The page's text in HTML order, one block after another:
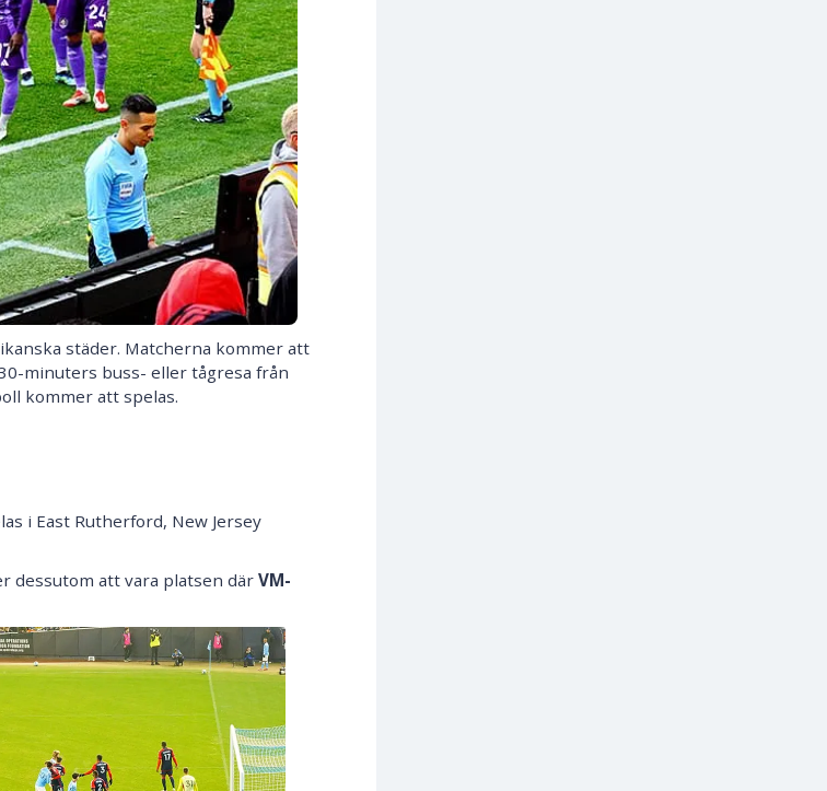
städer. Matcherna kommer att
minuters buss- eller tågresa från
kommer att spelas.
i East Rutherford, New Jersey
dessutom att vara platsen där VM-